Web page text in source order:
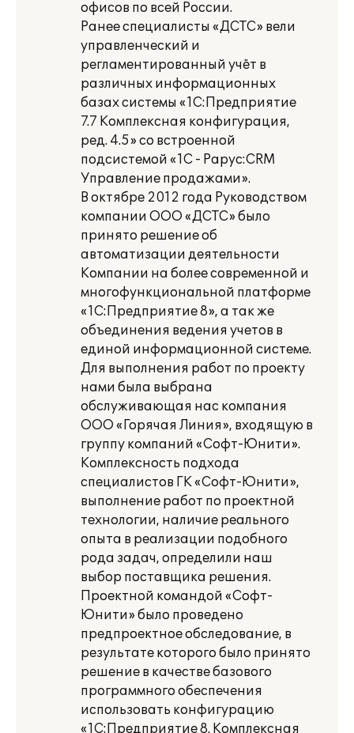
офисов по всей России.
Ранее специалисты «ДСТС» вели
управленческий и
регламентированный учёт в
различных информационных
базах системы «1С:Предприятие
7.7 Комплексная конфигурация,
ред. 4.5» со встроенной
подсистемой «1С - Рарус:CRM
Управление продажами».
В октябре 2012 года Руководством
компании ООО «ДСТС» было
принято решение об
автоматизации деятельности
Компании на более современной и
многофункциональной платформе
«1С:Предприятие 8», а так же
объединения ведения учетов в
единой информационной системе.
Для выполнения работ по проекту
нами была выбрана
обслуживающая нас компания
ООО «Горячая Линия», входящую в
группу компаний «Софт-Юнити».
Комплексность подхода
специалистов ГК «Софт-Юнити»,
выполнение работ по проектной
технологии, наличие реального
опыта в реализации подобного
рода задач, определили наш
выбор поставщика решения.
Проектной командой «Софт-
Юнити» было проведено
предпроектное обследование, в
результате которого было принято
решение в качестве базового
программного обеспечения
использовать конфигурацию
«1С:Предприятие 8. Комплексная